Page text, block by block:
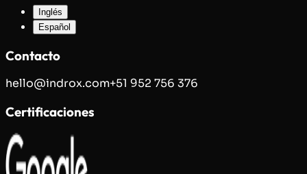
Inglés
Español
Contacto
hello@indrox.com+51 952 756 376
Certificaciones